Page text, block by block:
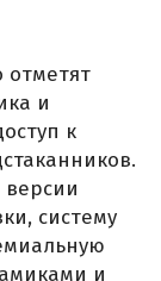
отметят
и
к
систему
и